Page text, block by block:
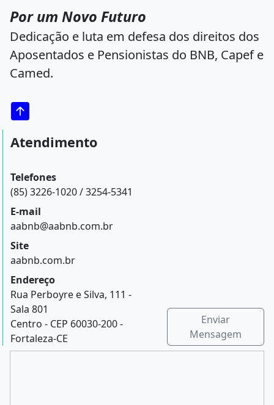
Por um Novo Futuro
Dedicação e luta em defesa dos direitos dos
Aposentados e Pensionistas do BNB, Capef e
Camed.
Atendimento
Telefones
(85) 3226-1020 / 3254-5341
E-mail
aabnb@aabnb.com.br
Site
aabnb.com.br
Endereço
Rua Perboyre e Silva, 111 -
Sala 801
Centro - CEP 60030-200 -
Fortaleza-CE
Enviar
Mensagem